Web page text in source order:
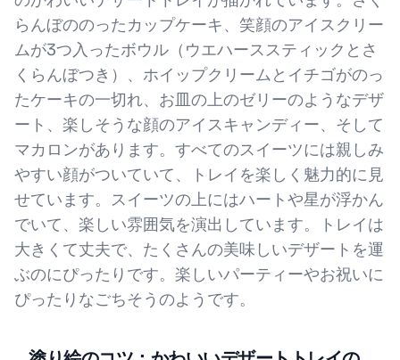
らんぼののったカップケーキ、笑顔のアイスクリー
ムが3つ入ったボウル（ウエハーススティックとさ
くらんぼつき）、ホイップクリームとイチゴがのっ
たケーキの一切れ、お皿の上のゼリーのようなデザ
ート、楽しそうな顔のアイスキャンディー、そして
マカロンがあります。すべてのスイーツには親しみ
やすい顔がついていて、トレイを楽しく魅力的に見
せています。スイーツの上にはハートや星が浮かん
でいて、楽しい雰囲気を演出しています。トレイは
大きくて丈夫で、たくさんの美味しいデザートを運
ぶのにぴったりです。楽しいパーティーやお祝いに
ぴったりなごちそうのようです。